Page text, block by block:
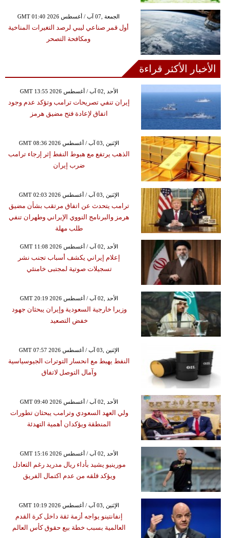
GMT 01:40 2026 الجمعة ,07 آب / أغسطس
أول قمر صناعي ليبي لرصد التغيرات المناخية
ومكافحة التصحر
الأخبار الأكثر قراءة
GMT 13:55 2026 الأحد ,02 آب / أغسطس
إيران تنفي تصريحات ترامب وتؤكد عدم وجود
اتفاق لإعادة فتح مضيق هرمز
GMT 08:36 2026 الإثنين ,03 آب / أغسطس
الذهب يرتفع مع هبوط النفط إثر إرجاء ترامب
ضرب إيران
GMT 02:03 2026 الإثنين ,03 آب / أغسطس
ترامب يتحدث عن اتفاق مرتقب بشأن مضيق
هرمز والبرنامج النووي الإيراني وطهران تنفي
طلب مهلة
GMT 11:08 2026 الأحد ,02 آب / أغسطس
إعلام إيراني يكشف أسباب تجنب نشر
تسجيلات صوتية لمجتبى خامنئي
GMT 20:19 2026 الأحد ,02 آب / أغسطس
وزيرا خارجية السعودية وإيران يبحثان جهود
خفض التصعيد
GMT 07:57 2026 الإثنين ,03 آب / أغسطس
النفط يهبط مع انحسار التوترات الجيوسياسية
وآمال التوصل لاتفاق
GMT 09:40 2026 الأحد ,02 آب / أغسطس
ولي العهد السعودي وترامب يبحثان تطورات
المنطقة ويؤكدان أهمية التهدئة
GMT 15:16 2026 الأحد ,02 آب / أغسطس
مورينيو يشيد بأداء ريال مدريد رغم التعادل
ويؤكد قلقه من عدم اكتمال الفريق
GMT 10:19 2026 الإثنين ,03 آب / أغسطس
إنفانتينو يواجه أزمة ثقة داخل كرة القدم
العالمية بسبب خطة بيع حقوق كأس العالم